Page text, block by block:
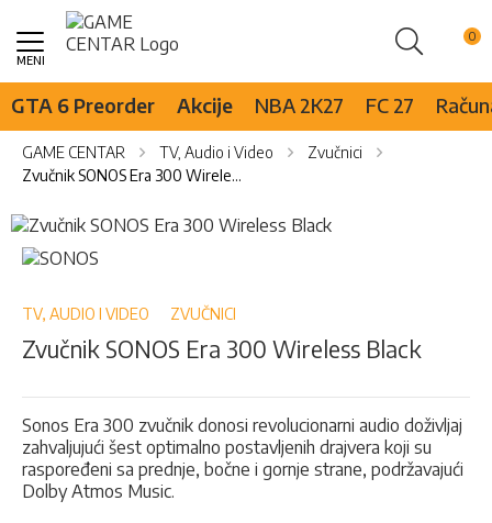
Pretraži
Skip
Content
GTA 6 Preorder Akcije NBA 2K27 FC 27
GAME CENTAR TV, Audio i Video
Zvučnici
Zvučnik SONOS Era 300 Wireless Black
Skip
to
the
of
images
Skip
to
beginning
the
gallery
TV, AUDIO I VIDEO ZVUČNICI
Zvučnik SONOS Era 300 Wireless Black
Sonos Era 300 zvučnik donosi revolucionarni audio doživljaj
zahvaljujući šest optimalno postavljenih drajvera koji su
raspoređeni sa prednje, bočne i gornje strane, podržavajući
Dolby Atmos Music.